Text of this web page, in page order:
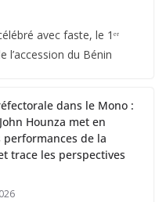
avec faste, le 1ᵉʳ
l’accession du Bénin
dans le Mono :
Hounza met en
performances de la
trace les perspectives